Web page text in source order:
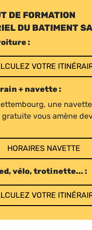
DE FORMATION
DU BATIMENT
:
VOTRE
+ navette :
une navette
vous amène
HORAIRES NAVETTE
vélo, trotinette... :
VOTRE